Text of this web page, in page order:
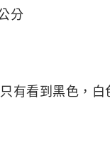
分
有看到黑色，白